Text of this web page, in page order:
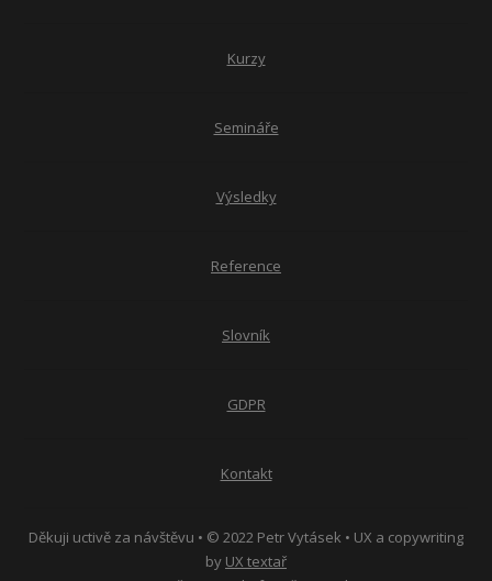
Kurzy
Semináře
Výsledky
Reference
Slovník
GDPR
Kontakt
Děkuji uctivě za návštěvu • © 2022 Petr Vytásek • UX a copywriting
by UX textař